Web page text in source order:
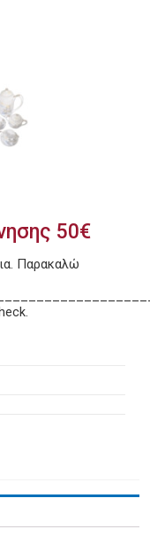
50€
Παρακαλώ